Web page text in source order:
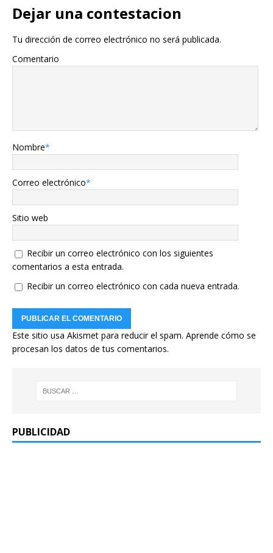
Dejar una contestacion
Tu dirección de correo electrónico no será publicada.
Comentario
Nombre*
Correo electrónico*
Sitio web
Recibir un correo electrónico con los siguientes
comentarios a esta entrada.
Recibir un correo electrónico con cada nueva entrada.
Este sitio usa Akismet para reducir el spam. Aprende cómo se
procesan los datos de tus comentarios.
PUBLICIDAD